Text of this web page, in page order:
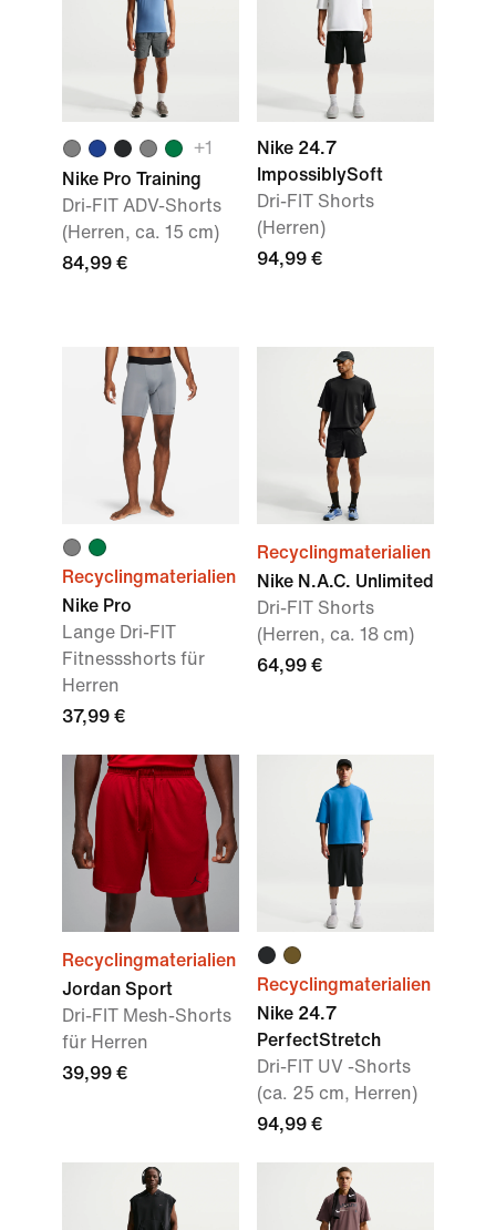
+1
Nike Pro Training
Dri-FIT ADV-Shorts
(Herren, ca. 15 cm)
84,99 €
Nike 24.7
ImpossiblySoft
Dri-FIT Shorts
(Herren)
94,99 €
Recyclingmaterialien
Nike Pro
Lange Dri-FIT
Fitnessshorts für
Herren
37,99 €
Recyclingmaterialien
Nike N.A.C. Unlimited
Dri-FIT Shorts
(Herren, ca. 18 cm)
64,99 €
Recyclingmaterialien
Jordan Sport
Dri-FIT Mesh-Shorts
für Herren
39,99 €
Recyclingmaterialien
Nike 24.7
PerfectStretch
Dri-FIT UV -Shorts
(ca. 25 cm, Herren)
94,99 €